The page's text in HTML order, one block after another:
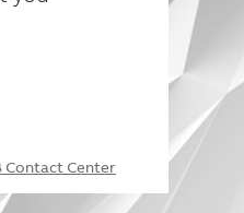
Contact Center